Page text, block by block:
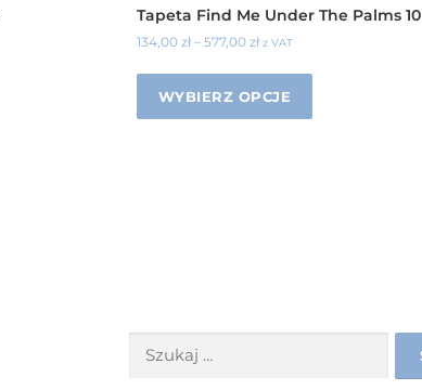
Tapeta Find Me Under The Palms 10
134,00 zł– 577,00 zł z VAT
WYBIERZ OPCJE